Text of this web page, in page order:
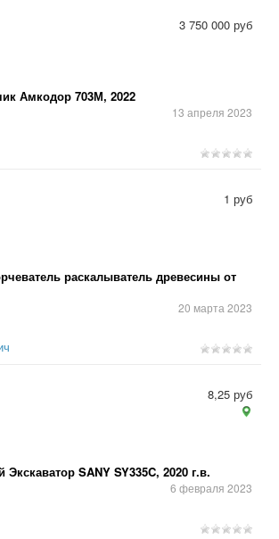
Амкодор 703М, 2022
13 апреля 2023
3 750 000 руб
раскалыватель древесины от
20 марта 2023
1 руб
SANY SY335C, 2020 г.в.
6 февраля 2023
8,25 руб